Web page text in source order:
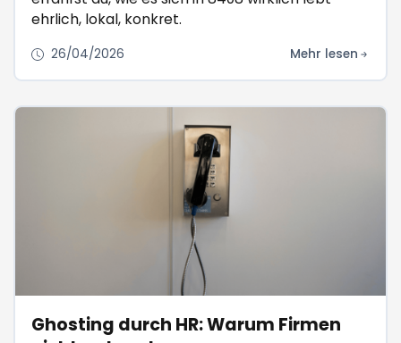
ehrlich, lokal, konkret.
26/04/2026 Mehr lesen
Ghosting durch HR: Warum Firmen